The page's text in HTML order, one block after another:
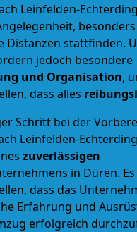
Leinfelden-
Distanzen stattfinden.
jedoch besondere
und Organisation,
dass alles
Schritt bei der
Leinfelden-
zuverlässigen
in Düren.
dass das
Erfahrung und
erfolgreich